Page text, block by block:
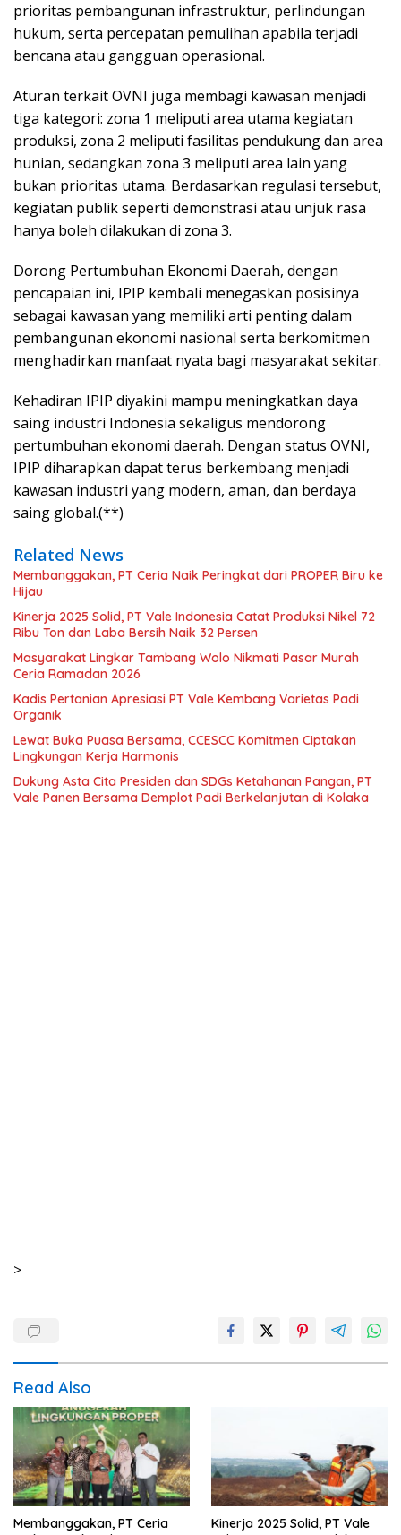
prioritas pembangunan infrastruktur, perlindungan
hukum, serta percepatan pemulihan apabila terjadi
bencana atau gangguan operasional.
Aturan terkait OVNI juga membagi kawasan menjadi
tiga kategori: zona 1 meliputi area utama kegiatan
produksi, zona 2 meliputi fasilitas pendukung dan area
hunian, sedangkan zona 3 meliputi area lain yang
bukan prioritas utama. Berdasarkan regulasi tersebut,
kegiatan publik seperti demonstrasi atau unjuk rasa
hanya boleh dilakukan di zona 3.
Dorong Pertumbuhan Ekonomi Daerah, dengan
pencapaian ini, IPIP kembali menegaskan posisinya
sebagai kawasan yang memiliki arti penting dalam
pembangunan ekonomi nasional serta berkomitmen
menghadirkan manfaat nyata bagi masyarakat sekitar.
Kehadiran IPIP diyakini mampu meningkatkan daya
saing industri Indonesia sekaligus mendorong
pertumbuhan ekonomi daerah. Dengan status OVNI,
IPIP diharapkan dapat terus berkembang menjadi
kawasan industri yang modern, aman, dan berdaya
saing global.(**)
Related News
Membanggakan, PT Ceria Naik Peringkat dari PROPER Biru ke
Hijau
Kinerja 2025 Solid, PT Vale Indonesia Catat Produksi Nikel 72
Ribu Ton dan Laba Bersih Naik 32 Persen
Masyarakat Lingkar Tambang Wolo Nikmati Pasar Murah
Ceria Ramadan 2026
Kadis Pertanian Apresiasi PT Vale Kembang Varietas Padi
Organik
Lewat Buka Puasa Bersama, CCESCC Komitmen Ciptakan
Lingkungan Kerja Harmonis
Dukung Asta Cita Presiden dan SDGs Ketahanan Pangan, PT
Vale Panen Bersama Demplot Padi Berkelanjutan di Kolaka
>
Read Also
Membanggakan, PT Ceria
Kinerja 2025 Solid, PT Vale